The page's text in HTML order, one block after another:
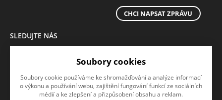
CHCI NAPSAT ZPRÁVU
SLEDUJTE NÁS
Soubory cookies
Soubory cookie používáme ke shromažďování a analýze informací
o výkonu a používání webu, zajištění fungování funkcí ze sociálních
médií a ke zlepšení a přizpůsobení obsahu a reklam.